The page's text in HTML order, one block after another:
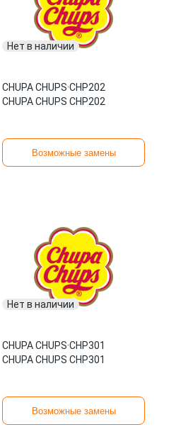
Нет в наличии
CHUPA CHUPS·CHP202
CHUPA CHUPS CHP202
Возможные замены
Нет в наличии
CHUPA CHUPS·CHP301
CHUPA CHUPS CHP301
Возможные замены